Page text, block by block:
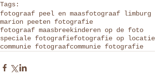
Tags:
fotograaf peel en maasfotograaf limburg
marion peeten fotografie
fotograaf maasbreekinderen op de foto
speciale fotografiefotografie op locatie
communie fotograafcommunie fotografie